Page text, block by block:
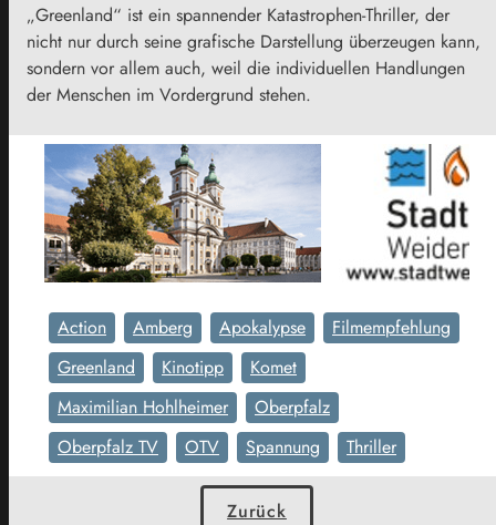
„Greenland“ ist ein spannender Katastrophen-Thriller, der
nicht nur durch seine grafische Darstellung überzeugen kann,
sondern vor allem auch, weil die individuellen Handlungen
der Menschen im Vordergrund stehen.
Action Amberg Apokalypse
Filmempfehlung
Greenland
Kinotipp
Komet
Maximilian Hohlheimer
Oberpfalz
Oberpfalz TV
OTV Spannung Thriller
Zurück